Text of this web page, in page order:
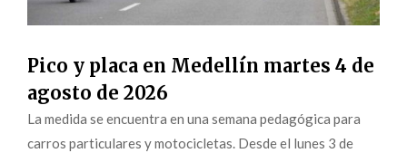
Pico y placa en Medellín martes 4 de
agosto de 2026
La medida se encuentra en una semana pedagógica para
carros particulares y motocicletas. Desde el lunes 3 de